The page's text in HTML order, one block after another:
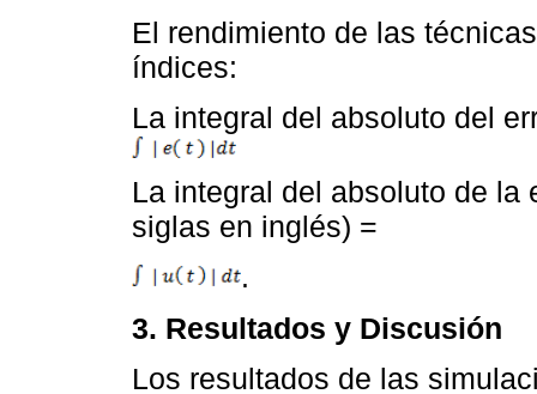
El rendimiento de las
índices:
La integral del absoluto del
La integral del absoluto de la
siglas en inglés) =
.
3. Resultados y Discusión
Los resultados de las